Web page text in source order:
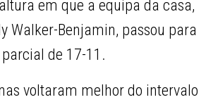
em que a equipa da casa,
Walker-Benjamin, passou para
de 17-11.
voltaram melhor do intervalo